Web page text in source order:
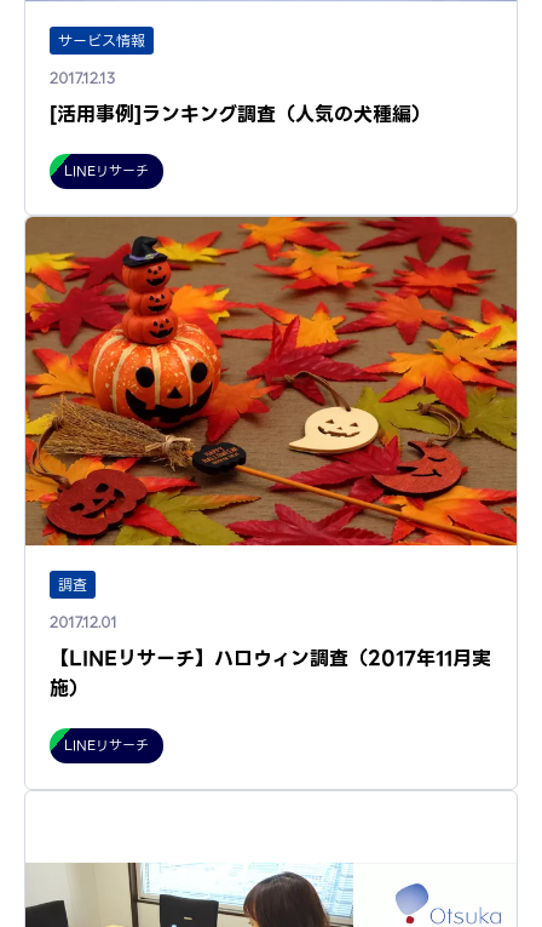
サービス情報
2017.12.13
[活用事例]ランキング調査（人気の犬種編）
LINEリサーチ
調査
2017.12.01
【LINEリサーチ】ハロウィン調査（2017年11月実
施）
LINEリサーチ